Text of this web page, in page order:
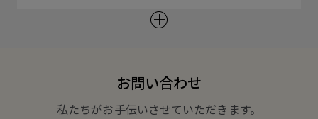
お問い合わせ
私たちがお手伝いさせていただきます。